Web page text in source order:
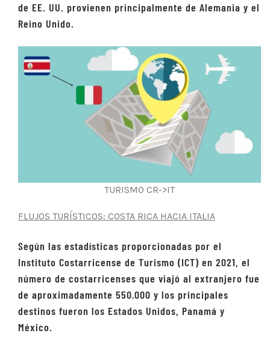
de EE. UU. provienen principalmente de Alemania y el
Reino Unido.
TURISMO CR->IT
FLUJOS TURÍSTICOS: COSTA RICA HACIA ITALIA
Según las estadísticas proporcionadas por el
Instituto Costarricense de Turismo (ICT) en 2021, el
número de costarricenses que viajó al extranjero fue
de aproximadamente 550.000 y los principales
destinos fueron los Estados Unidos, Panamá y
México.